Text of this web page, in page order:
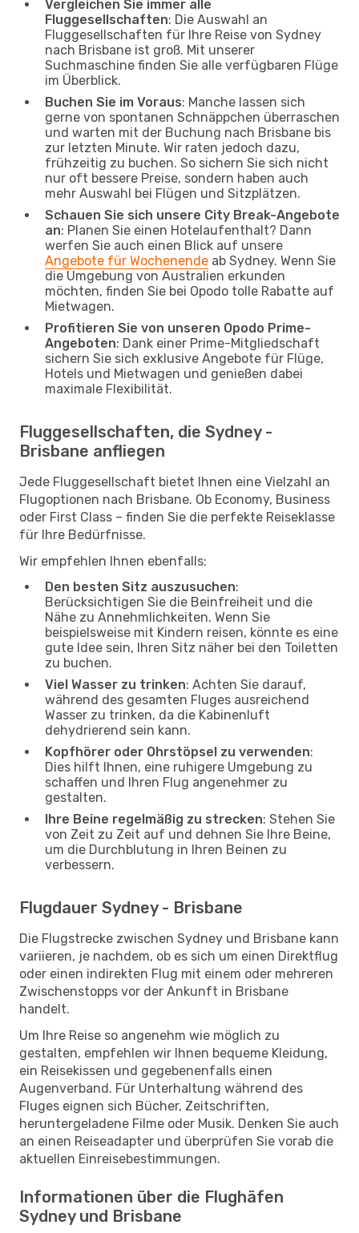
Vergleichen Sie immer alle
Fluggesellschaften: Die Auswahl an
Fluggesellschaften für Ihre Reise von Sydney
nach Brisbane ist groß. Mit unserer
Suchmaschine finden Sie alle verfügbaren Flüge
im Überblick.
Buchen Sie im Voraus: Manche lassen sich
gerne von spontanen Schnäppchen überraschen
und warten mit der Buchung nach Brisbane bis
zur letzten Minute. Wir raten jedoch dazu,
frühzeitig zu buchen. So sichern Sie sich nicht
nur oft bessere Preise, sondern haben auch
mehr Auswahl bei Flügen und Sitzplätzen.
Schauen Sie sich unsere City Break-Angebote
an: Planen Sie einen Hotelaufenthalt? Dann
werfen Sie auch einen Blick auf unsere
Angebote für Wochenende ab Sydney. Wenn Sie
die Umgebung von Australien erkunden
möchten, finden Sie bei Opodo tolle Rabatte auf
Mietwagen.
Profitieren Sie von unseren Opodo Prime-
Angeboten: Dank einer Prime-Mitgliedschaft
sichern Sie sich exklusive Angebote für Flüge,
Hotels und Mietwagen und genießen dabei
maximale Flexibilität.
Fluggesellschaften, die Sydney -
Brisbane anfliegen
Jede Fluggesellschaft bietet Ihnen eine Vielzahl an
Flugoptionen nach Brisbane. Ob Economy, Business
oder First Class – finden Sie die perfekte Reiseklasse
für Ihre Bedürfnisse.
Wir empfehlen Ihnen ebenfalls:
Den besten Sitz auszusuchen:
Berücksichtigen Sie die Beinfreiheit und die
Nähe zu Annehmlichkeiten. Wenn Sie
beispielsweise mit Kindern reisen, könnte es eine
gute Idee sein, Ihren Sitz näher bei den Toiletten
zu buchen.
Viel Wasser zu trinken: Achten Sie darauf,
während des gesamten Fluges ausreichend
Wasser zu trinken, da die Kabinenluft
dehydrierend sein kann.
Kopfhörer oder Ohrstöpsel zu verwenden:
Dies hilft Ihnen, eine ruhigere Umgebung zu
schaffen und Ihren Flug angenehmer zu
gestalten.
Ihre Beine regelmäßig zu strecken: Stehen Sie
von Zeit zu Zeit auf und dehnen Sie Ihre Beine,
um die Durchblutung in Ihren Beinen zu
verbessern.
Flugdauer Sydney - Brisbane
Die Flugstrecke zwischen Sydney und Brisbane kann
variieren, je nachdem, ob es sich um einen Direktflug
oder einen indirekten Flug mit einem oder mehreren
Zwischenstopps vor der Ankunft in Brisbane
handelt.
Um Ihre Reise so angenehm wie möglich zu
gestalten, empfehlen wir Ihnen bequeme Kleidung,
ein Reisekissen und gegebenenfalls einen
Augenverband. Für Unterhaltung während des
Fluges eignen sich Bücher, Zeitschriften,
heruntergeladene Filme oder Musik. Denken Sie auch
an einen Reiseadapter und überprüfen Sie vorab die
aktuellen Einreisebestimmungen.
Informationen über die Flughäfen
Sydney und Brisbane